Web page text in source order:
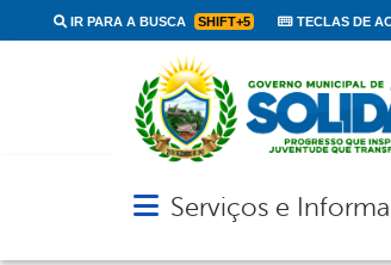
IR PARA A BUSCA SHIFT+5 TECLAS DE
Abrir menu principal de
Serviços e